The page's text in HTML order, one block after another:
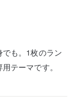
も。1枚のラン
テーマです。